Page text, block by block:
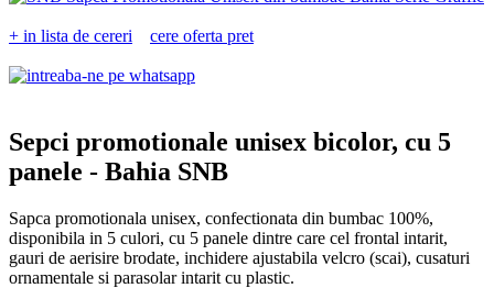
+ in lista de cereri cere oferta pret
Sepci promotionale unisex bicolor, cu 5
panele - Bahia SNB
Sapca promotionala unisex, confectionata din bumbac 100%,
disponibila in 5 culori, cu 5 panele dintre care cel frontal intarit,
gauri de aerisire brodate, inchidere ajustabila velcro (scai), cusaturi
ornamentale si parasolar intarit cu plastic.